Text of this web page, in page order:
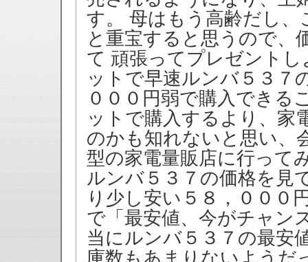
す。 母はもう高齢だし
と重宝すると思うので、
て 頑張ってプレゼント
ットで早速ルンバ５３７
０００円弱で購入できる
ットで購入するより、家
のかも知れないと思い、
型の家電量販店に行って
ルンバ５３７の価格を見
り少し安い５８，０００
で「最安値、今がチャン
当にルンバ５３７の最安
庫数もあまりないようだ